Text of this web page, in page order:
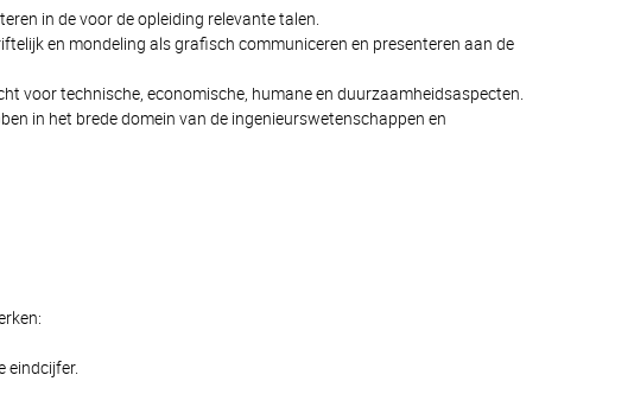
in de voor de opleiding relevante talen.
en mondeling als grafisch communiceren en presenteren aan de
voor technische, economische, humane en duurzaamheidsaspecten.
in het brede domein van de ingenieurswetenschappen en
eindcijfer.